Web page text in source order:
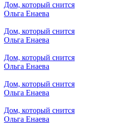
Дом, который снится
Ольга Енаева
Дом, который снится
Ольга Енаева
Дом, который снится
Ольга Енаева
Дом, который снится
Ольга Енаева
Дом, который снится
Ольга Енаева